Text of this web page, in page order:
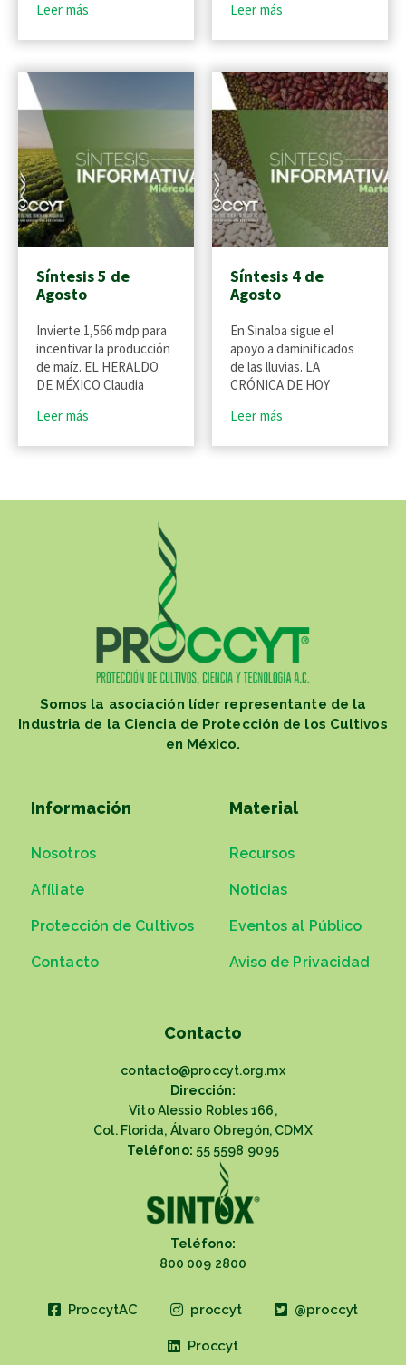
Leer más
Leer más
Síntesis 5 de
Agosto
Invierte 1,566 mdp para
incentivar la producción
de maíz. EL HERALDO
DE MÉXICO Claudia
Leer más
Síntesis 4 de
Agosto
En Sinaloa sigue el
apoyo a daminificados
de las lluvias. LA
CRÓNICA DE HOY
Leer más
Somos la asociación líder representante de la
Industria de la Ciencia de Protección de los Cultivos
en México.
Información
Nosotros
Afíliate
Protección de Cultivos
Contacto
Material
Recursos
Noticias
Eventos al Público
Aviso de Privacidad
Contacto
contacto@proccyt.org.mx
Dirección:
Vito Alessio Robles 166,
Col. Florida, Álvaro Obregón, CDMX
Teléfono: 55 5598 9095
Teléfono:
800 009 2800
ProccytAC proccyt @proccyt
Proccyt